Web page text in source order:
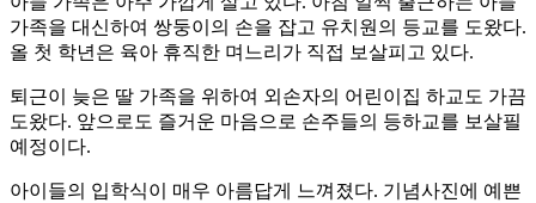
가족을 대신하여 쌍둥이의 손을 잡고 유치원의 등교를 도왔다.
올 첫 학년은 육아 휴직한 며느리가 직접 보살피고 있다.
퇴근이 늦은 딸 가족을 위하여 외손자의 어린이집 하교도 가끔
도왔다. 앞으로도 즐거운 마음으로 손주들의 등하교를 보살필
예정이다.
아이들의 입학식이 매우 아름답게 느껴졌다. 기념사진에 예쁜